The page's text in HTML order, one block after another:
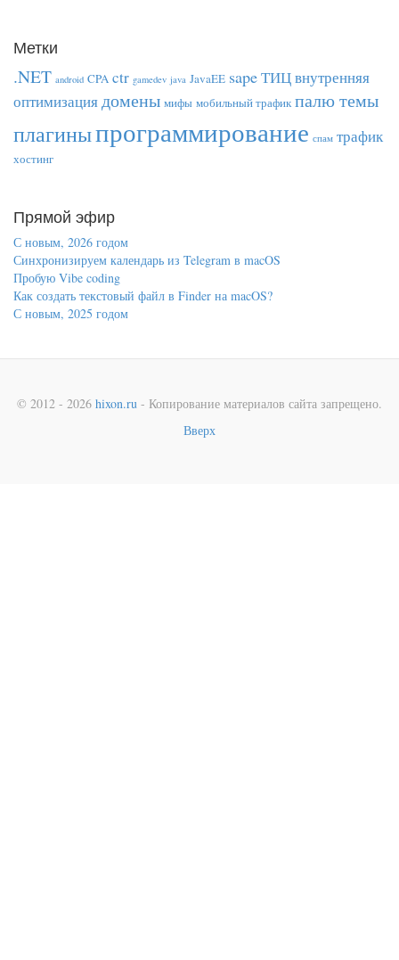
Метки
.NET android CPA ctr gamedev java JavaEE sapeТИЦвнутренняя
оптимизациядомены мифы мобильный трафик палю темы
плагиныпрограммирование спам трафик
хостинг
Прямой эфир
С новым, 2026 годом
Синхронизируем календарь из Telegram в macOS
Пробую Vibe coding
Как создать текстовый файл в Finder на macOS?
С новым, 2025 годом
© 2012 - 2026 hixon.ru - Копирование материалов сайта запрещено.
Вверх